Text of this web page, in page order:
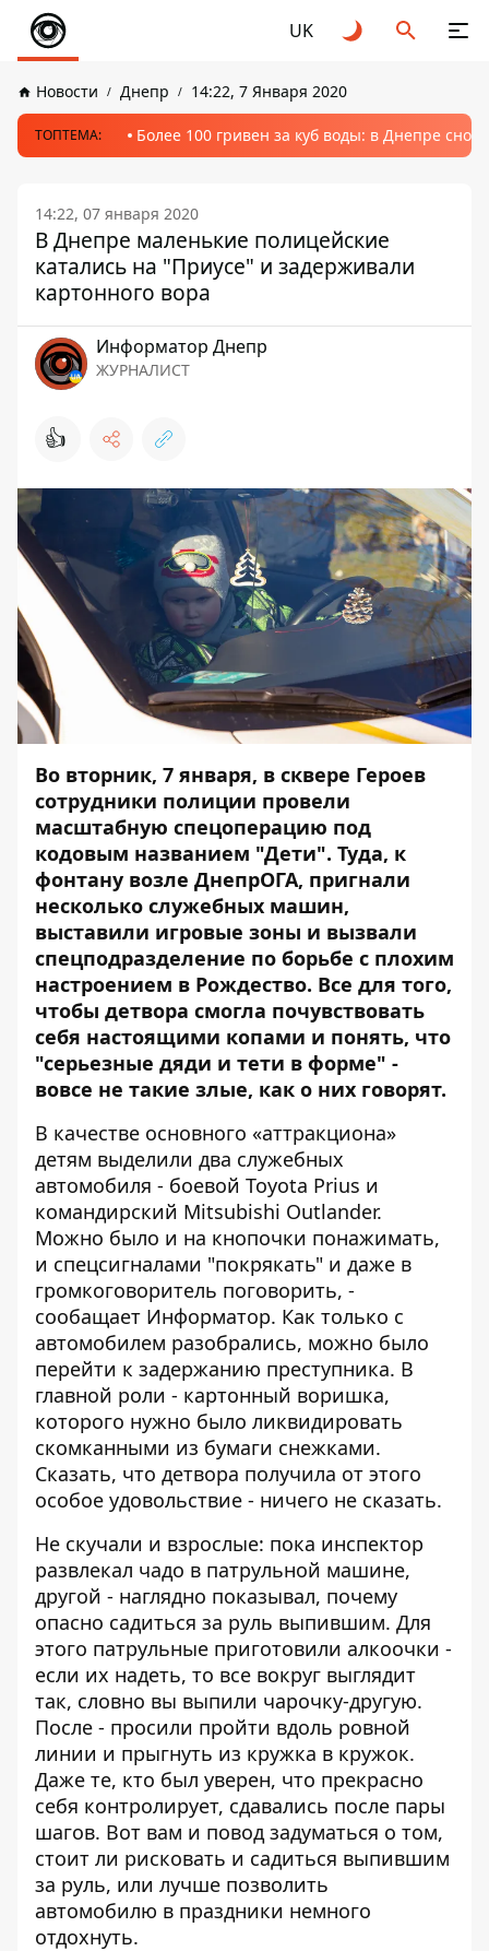
UK
Новости Днепр 14:22, 7 Января 2020
ТОПТЕМА: Более 100 гривен за куб воды: в Днепре
14:22, 07 января 2020
В Днепре маленькие полицейские
катались на "Приусе" и задерживали
картонного вора
Информатор Днепр
ЖУРНАЛИСТ
👍
Во вторник, 7 января, в сквере Героев
сотрудники полиции провели
масштабную спецоперацию под
кодовым названием "Дети". Туда, к
фонтану возле ДнепрОГА, пригнали
несколько служебных машин,
выставили игровые зоны и вызвали
спецподразделение по борьбе с плохим
настроением в Рождество. Все для того,
чтобы детвора смогла почувствовать
себя настоящими копами и понять, что
"серьезные дяди и тети в форме" -
вовсе не такие злые, как о них говорят.
В качестве основного «аттракциона»
детям выделили два служебных
автомобиля - боевой Toyota Prius и
командирский Mitsubishi Outlander.
Можно было и на кнопочки понажимать,
и спецсигналами "покрякать" и даже в
громкоговоритель поговорить, -
сообащает Информатор. Как только с
автомобилем разобрались, можно было
перейти к задержанию преступника. В
главной роли - картонный воришка,
которого нужно было ликвидировать
скомканными из бумаги снежками.
Сказать, что детвора получила от этого
особое удовольствие - ничего не сказать.
Не скучали и взрослые: пока инспектор
развлекал чадо в патрульной машине,
другой - наглядно показывал, почему
опасно садиться за руль выпившим. Для
этого патрульные приготовили алкоочки -
если их надеть, то все вокруг выглядит
так, словно вы выпили чарочку-другую.
После - просили пройти вдоль ровной
линии и прыгнуть из кружка в кружок.
Даже те, кто был уверен, что прекрасно
себя контролирует, сдавались после пары
шагов. Вот вам и повод задуматься о том,
стоит ли рисковать и садиться выпившим
за руль, или лучше позволить
автомобилю в праздники немного
отдохнуть.